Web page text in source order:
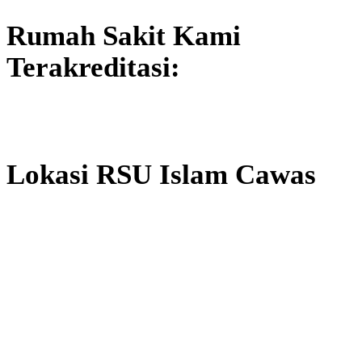
Rumah Sakit Kami
Terakreditasi:
Lokasi RSU Islam Cawas